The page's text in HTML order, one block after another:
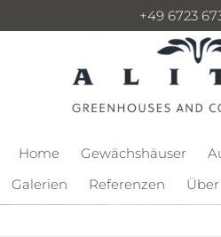
+49 6723
Home Gewächshäuser
Galerien
Referenzen